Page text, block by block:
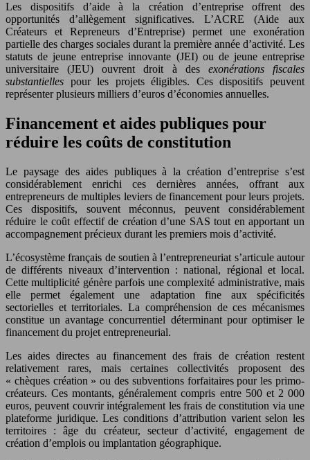
Les dispositifs d’aide à la création d’entreprise offrent des
opportunités d’allègement significatives. L’ACRE (Aide aux
Créateurs et Repreneurs d’Entreprise) permet une exonération
partielle des charges sociales durant la première année d’activité. Les
statuts de jeune entreprise innovante (JEI) ou de jeune entreprise
universitaire (JEU) ouvrent droit à des exonérations fiscales
substantielles pour les projets éligibles. Ces dispositifs peuvent
représenter plusieurs milliers d’euros d’économies annuelles.
Financement et aides publiques pour
réduire les coûts de constitution
Le paysage des aides publiques à la création d’entreprise s’est
considérablement enrichi ces dernières années, offrant aux
entrepreneurs de multiples leviers de financement pour leurs projets.
Ces dispositifs, souvent méconnus, peuvent considérablement
réduire le coût effectif de création d’une SAS tout en apportant un
accompagnement précieux durant les premiers mois d’activité.
L’écosystème français de soutien à l’entrepreneuriat s’articule autour
de différents niveaux d’intervention : national, régional et local.
Cette multiplicité génère parfois une complexité administrative, mais
elle permet également une adaptation fine aux spécificités
sectorielles et territoriales. La compréhension de ces mécanismes
constitue un avantage concurrentiel déterminant pour optimiser le
financement du projet entrepreneurial.
Les aides directes au financement des frais de création restent
relativement rares, mais certaines collectivités proposent des
« chèques création » ou des subventions forfaitaires pour les primo-
créateurs. Ces montants, généralement compris entre 500 et 2 000
euros, peuvent couvrir intégralement les frais de constitution via une
plateforme juridique. Les conditions d’attribution varient selon les
territoires : âge du créateur, secteur d’activité, engagement de
création d’emplois ou implantation géographique.